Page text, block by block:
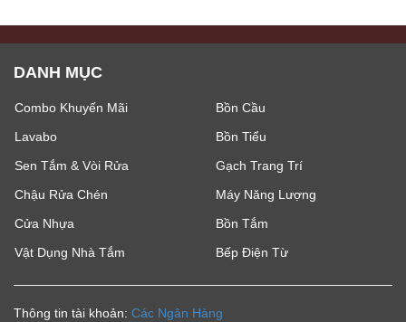
DANH MỤC
Combo Khuyến Mãi
Bồn Cầu
Lavabo
Bồn Tiểu
Sen Tắm & Vòi Rửa
Gạch Trang Trí
Chậu Rửa Chén
Máy Năng Lượng
Cửa Nhựa
Bồn Tắm
Vật Dụng Nhà Tắm
Bếp Điện Từ
Thông tin tài khoản: Các Ngân Hàng